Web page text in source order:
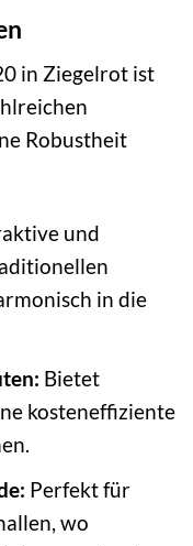
in Ziegelrot ist
Robustheit
und
in die
Bietet
kosteneffiziente
Perfekt für
wo